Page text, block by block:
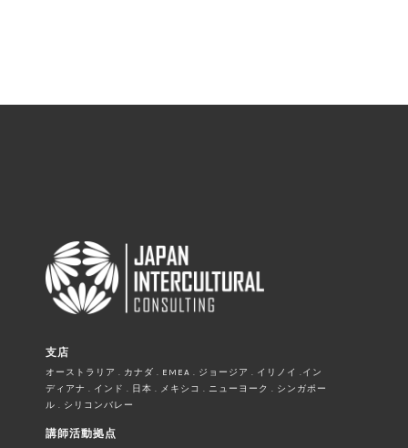
支店
オーストラリア . カナダ . EMEA . ジョージア . イリノイ .イン
ディアナ . インド . 日本 . メキシコ . ニューヨーク . シンガポー
ル . シリコンバレー
講師活動拠点